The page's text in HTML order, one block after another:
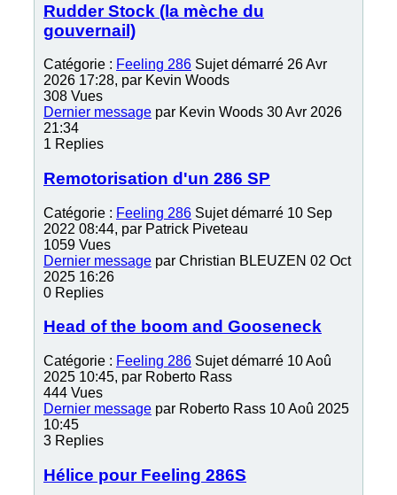
Rudder Stock (la mèche du
gouvernail)
Catégorie : Feeling 286 Sujet démarré 26 Avr
2026 17:28, par Kevin Woods
308 Vues
Dernier message par Kevin Woods 30 Avr 2026
21:34
1 Replies
Remotorisation d'un 286 SP
Catégorie : Feeling 286 Sujet démarré 10 Sep
2022 08:44, par Patrick Piveteau
1059 Vues
Dernier message par Christian BLEUZEN 02 Oct
2025 16:26
0 Replies
Head of the boom and Gooseneck
Catégorie : Feeling 286 Sujet démarré 10 Aoû
2025 10:45, par Roberto Rass
444 Vues
Dernier message par Roberto Rass 10 Aoû 2025
10:45
3 Replies
Hélice pour Feeling 286S